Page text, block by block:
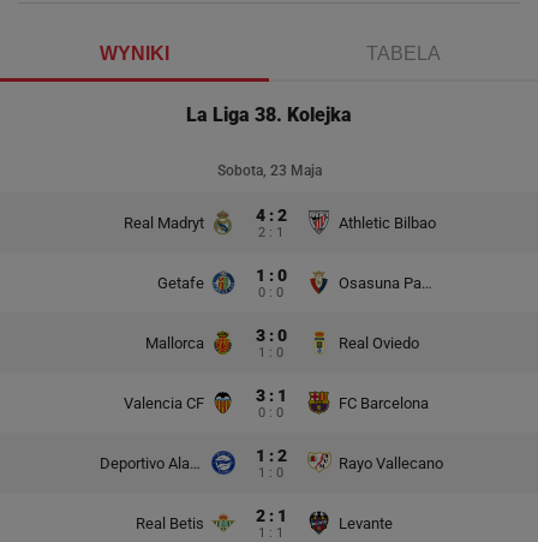
WYNIKI TABELA
La Liga 38. Kolejka
Sobota, 23 Maja
Real Madryt 4 : 2
2 : 1
Athletic Bilbao
Getafe 1 : 0
0 : 0
Osasuna Pampeluna
Mallorca 3 : 0
1 : 0
Real Oviedo
Valencia CF 3 : 1
0 : 0
FC Barcelona
Deportivo Alaves 1 : 2
1 : 0
Rayo Vallecano
Real Betis 2 : 1
1 : 1
Levante